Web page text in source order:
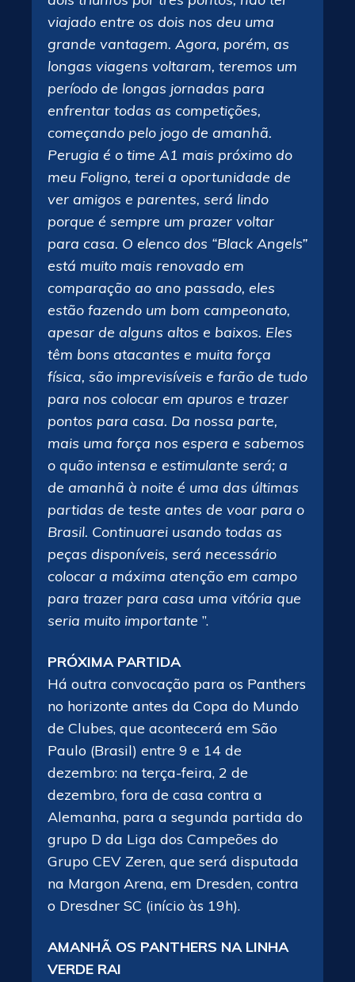
viajado entre os dois nos deu uma
grande vantagem. Agora, porém, as
longas viagens voltaram, teremos um
período de longas jornadas para
enfrentar todas as competições,
começando pelo jogo de amanhã.
Perugia é o time A1 mais próximo do
meu Foligno, terei a oportunidade de
ver amigos e parentes, será lindo
porque é sempre um prazer voltar
para casa. O elenco dos “Black Angels”
está muito mais renovado em
comparação ao ano passado, eles
estão fazendo um bom campeonato,
apesar de alguns altos e baixos. Eles
têm bons atacantes e muita força
física, são imprevisíveis e farão de tudo
para nos colocar em apuros e trazer
pontos para casa. Da nossa parte,
mais uma força nos espera e sabemos
o quão intensa e estimulante será; a
de amanhã à noite é uma das últimas
partidas de teste antes de voar para o
Brasil. Continuarei usando todas as
peças disponíveis, será necessário
colocar a máxima atenção em campo
para trazer para casa uma vitória que
seria muito importante ”.
PRÓXIMA PARTIDA
Há outra convocação para os Panthers
no horizonte antes da Copa do Mundo
de Clubes, que acontecerá em São
Paulo (Brasil) entre 9 e 14 de
dezembro: na terça-feira, 2 de
dezembro, fora de casa contra a
Alemanha, para a segunda partida do
grupo D da Liga dos Campeões do
Grupo CEV Zeren, que será disputada
na Margon Arena, em Dresden, contra
o Dresdner SC (início às 19h).
AMANHÃ OS PANTHERS NA LINHA
VERDE RAI